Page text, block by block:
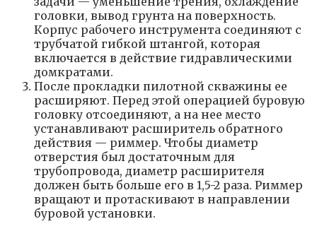
головки, вывод грунта на поверхность.
Корпус рабочего инструмента соединяют с
трубчатой гибкой штангой, которая
включается в действие гидравлическими
домкратами.
После прокладки пилотной скважины ее
расширяют. Перед этой операцией буровую
головку отсоединяют, а на нее место
устанавливают расширитель обратного
действия — риммер. Чтобы диаметр
отверстия был достаточным для
трубопровода, диаметр расширителя
должен быть больше его в 1,5-2 раза. Риммер
вращают и протаскивают в направлении
буровой установки.